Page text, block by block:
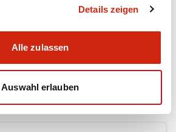
Details zeigen
Alle zulassen
Auswahl erlauben
Dateien
Genehmigungen & Standards